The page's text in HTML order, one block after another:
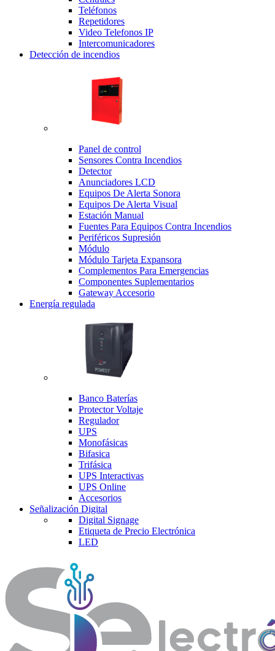
Teléfonos
Repetidores
Video Telefonos IP
Intercomunicadores
Detección de incendios
Panel de control
Sensores Contra Incendios
Detector
Anunciadores LCD
Equipos De Alerta Sonora
Equipos De Alerta Visual
Estación Manual
Fuentes Para Equipos Contra Incendios
Periféricos Supresión
Módulo
Módulo Tarjeta Expansora
Complementos Para Emergencias
Componentes Suplementarios
Gateway Accesorio
Energía regulada
Banco Baterías
Protector Voltaje
Regulador
UPS
Monofásicas
Bifasica
Trifásica
UPS Interactivas
UPS Online
Accesorios
Señalización Digital
Digital Signage
Etiqueta de Precio Electrónica
LED